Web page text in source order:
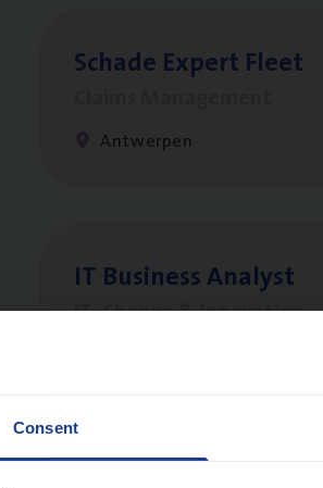
Consent
Scha­de Expert Fleet
Antwerpen
IT Busi­ness Analyst
IT, Change & Innovation